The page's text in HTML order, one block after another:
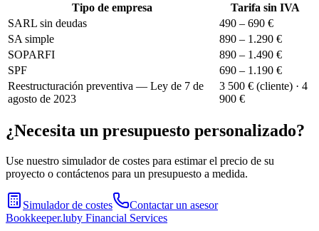
Tipo de empresa
Tarifa sin IVA
SARL sin deudas
490 – 690 €
SA simple
890 – 1.290 €
SOPARFI
890 – 1.490 €
SPF
690 – 1.190 €
Reestructuración preventiva — Ley de 7 de
agosto de 2023
3 500 € (cliente) · 4
900 €
¿Necesita un presupuesto personalizado?
Use nuestro simulador de costes para estimar el precio de su
proyecto o contáctenos para un presupuesto a medida.
Simulador de costes
Contactar un asesor
Bookkeeper.luby Financial Services